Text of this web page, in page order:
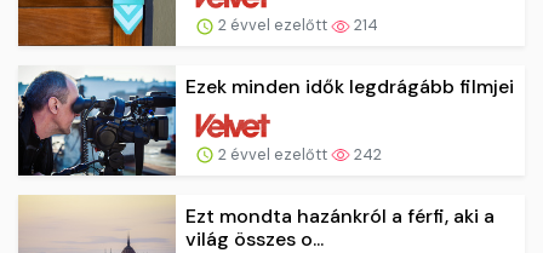
2 évvel ezelőtt 214
Ezek minden idők legdrágább filmjei
2 évvel ezelőtt 242
Ezt mondta hazánkról a férfi, aki a
világ összes o...